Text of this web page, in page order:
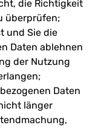
die Richtigkeit
überprüfen;
und Sie die
Daten ablehnen
der Nutzung
Daten
länger